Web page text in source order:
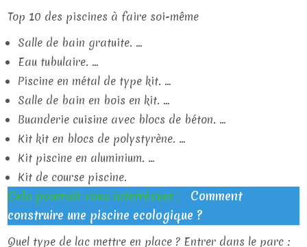
Top 10 des piscines à faire soi-même
Salle de bain gratuite. …
Eau tubulaire. …
Piscine en métal de type kit. …
Salle de bain en bois en kit. …
Buanderie cuisine avec blocs de béton. …
Kit kit en blocs de polystyrène. …
Kit piscine en aluminium. …
Kit de course piscine.
Cela pourrait vous interrésser :
Comment
construire une piscine ecologique ?
Quel type de lac mettre en place ? Entrer dans le parc :